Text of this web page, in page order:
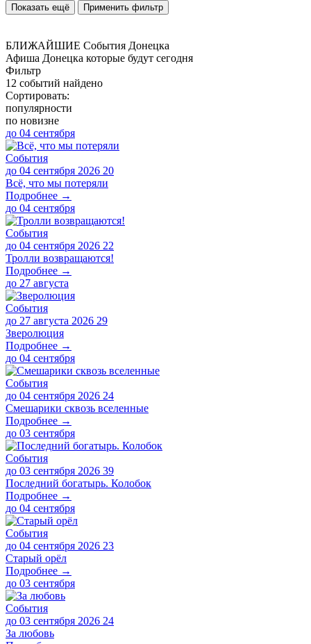
Показать ещё Применить фильтр
БЛИЖАЙШИЕ События Донецка
Афиша Донецка которые будут сегодня
Фильтр
12 событий найдено
Сортировать:
популярности
по новизне
до 04 сентября
События
до 04 сентября 2026 20
Всё, что мы потеряли
Подробнее →
до 04 сентября
События
до 04 сентября 2026 22
Тролли возвращаются!
Подробнее →
до 27 августа
События
до 27 августа 2026 29
Зверолюция
Подробнее →
до 04 сентября
События
до 04 сентября 2026 24
Смешарики сквозь вселенные
Подробнее →
до 03 сентября
События
до 03 сентября 2026 39
Последний богатырь. Колобок
Подробнее →
до 04 сентября
События
до 04 сентября 2026 23
Старый орёл
Подробнее →
до 03 сентября
События
до 03 сентября 2026 24
За любовь